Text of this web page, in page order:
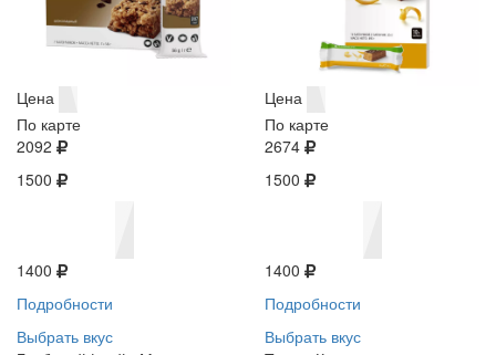
Цена
По карте
2092
1500
1400
Подробности
Выбрать вкус
Цена
По карте
2674
1500
1400
Подробности
Выбрать вкус